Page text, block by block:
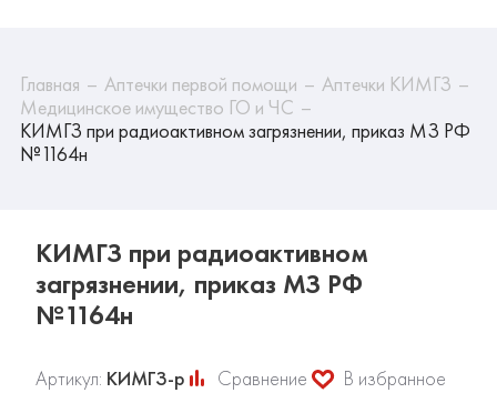
Главная Аптечки первой помощи
Аптечки КИМГЗ
Медицинское имущество ГО и ЧС
КИМГЗ при радиоактивном загрязнении, приказ МЗ РФ
№1164н
КИМГЗ при радиоактивном
загрязнении, приказ МЗ РФ
№1164н
Артикул: КИМГЗ-р Сравнение В избранное